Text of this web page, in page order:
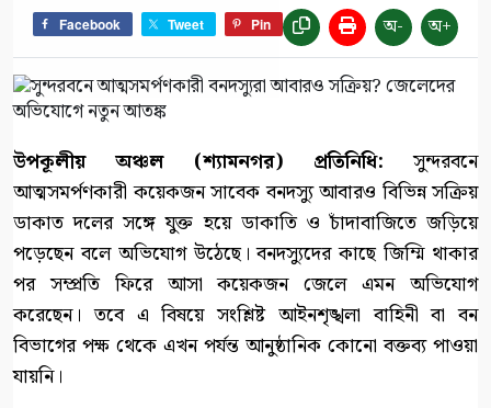
Facebook Tweet Pin অ- অ+
উপকূলীয় অঞ্চল (শ্যামনগর) প্রতিনিধি: সুন্দরবনে
আত্মসমর্পণকারী কয়েকজন সাবেক বনদস্যু আবারও বিভিন্ন সক্রিয়
ডাকাত দলের সঙ্গে যুক্ত হয়ে ডাকাতি ও চাঁদাবাজিতে জড়িয়ে
পড়েছেন বলে অভিযোগ উঠেছে। বনদস্যুদের কাছে জিম্মি থাকার
পর সম্প্রতি ফিরে আসা কয়েকজন জেলে এমন অভিযোগ
করেছেন। তবে এ বিষয়ে সংশ্লিষ্ট আইনশৃঙ্খলা বাহিনী বা বন
বিভাগের পক্ষ থেকে এখন পর্যন্ত আনুষ্ঠানিক কোনো বক্তব্য পাওয়া
যায়নি।